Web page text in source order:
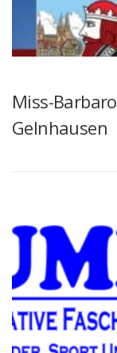
Miss-
Gelnhausen